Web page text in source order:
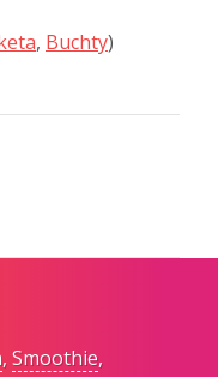
, Buchty)
,Smoothie,